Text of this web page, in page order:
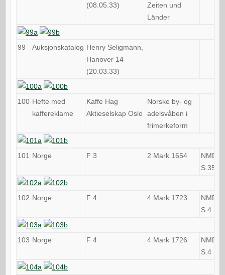
(08.05.33)
Zeiten und
Länder
99 Auksjonskatalog Henry Seligmann,
Hanover 14
(20.03.33)
100 Hefte med
kaffereklame
Kaffe Hag
Aktieselskap Oslo
Norske by- og
adelsvåben i
frimerkeform
101 Norge F 3 2 Mark 1654
NMD
S.35
102 Norge F 4 4 Mark 1723
NMD 5,
S.4
103 Norge F 4 4 Mark 1726
NMD 7,
S.4